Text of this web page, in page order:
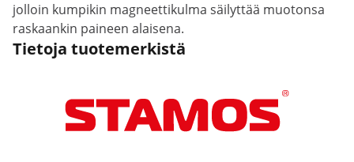
jolloin kumpikin magneettikulma säilyttää muotonsa
raskaankin paineen alaisena.
Tietoja tuotemerkistä